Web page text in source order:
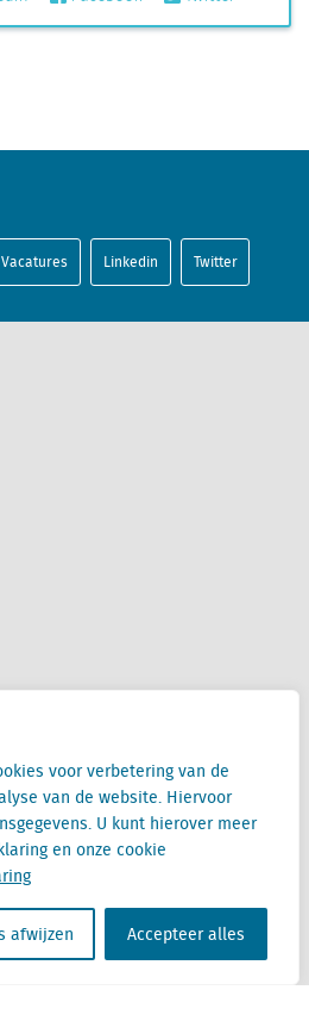
voor verbetering van de
van de website. Hiervoor
U kunt hierover meer
en onze cookie
afwijzen Accepteer alles
Vacatures Linkedin Twitter